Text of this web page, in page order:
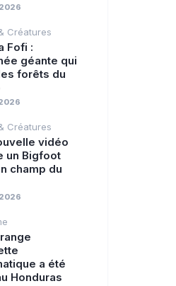
Créatures
Fofi :
géante qui
forêts du
Créatures
vidéo
un Bigfoot
champ du
a été
Honduras